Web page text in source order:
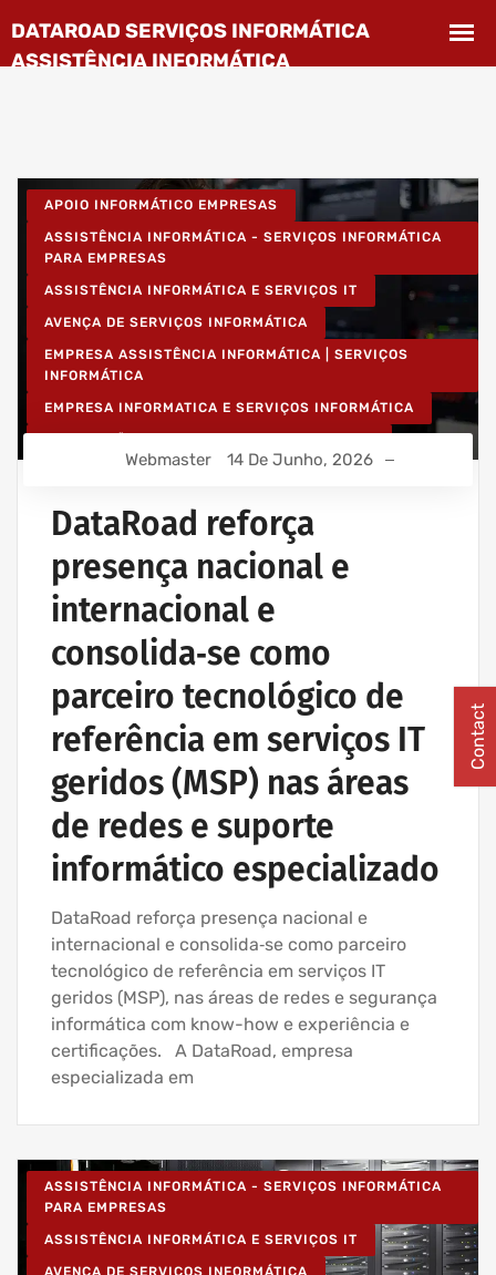
APOIO INFORMÁTICO EMPRESAS
ASSISTÊNCIA INFORMÁTICA - SERVIÇOS INFORMÁTICA
PARA EMPRESAS
ASSISTÊNCIA INFORMÁTICA E SERVIÇOS IT
AVENÇA DE SERVIÇOS INFORMÁTICA
EMPRESA ASSISTÊNCIA INFORMÁTICA | SERVIÇOS
INFORMÁTICA
EMPRESA INFORMATICA E SERVIÇOS INFORMÁTICA
MANUTENÇÃO INFORMÁTICA EMPRESAS
PROJETOS CABLAGEM E REDES INFORMÁTICA
Webmaster 14 De Junho, 2026
DataRoad reforça
presença nacional e
internacional e
consolida‑se como
parceiro tecnológico de
referência em serviços IT
geridos (MSP) nas áreas
de redes e suporte
informático especializado
DataRoad reforça presença nacional e
internacional e consolida‑se como parceiro
tecnológico de referência em serviços IT
geridos (MSP), nas áreas de redes e segurança
informática com know-how e experiência e
certificações. A DataRoad, empresa
especializada em
ASSISTÊNCIA INFORMÁTICA - SERVIÇOS INFORMÁTICA
PARA EMPRESAS
ASSISTÊNCIA INFORMÁTICA E SERVIÇOS IT
Contact